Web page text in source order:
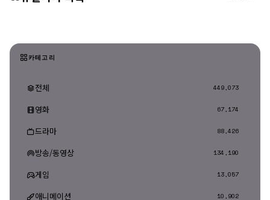
카테고리
전체 449,073
영화 67,174
드라마 88,426
방송/동영상 134,190
게임 13,057
애니메이션 10,902